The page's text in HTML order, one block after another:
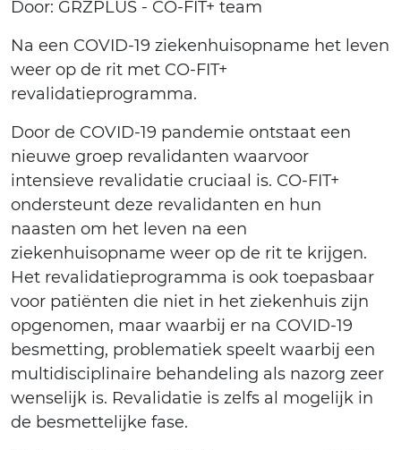
Door: GRZPLUS - CO-FIT+ team
Na een COVID-19 ziekenhuisopname het leven
weer op de rit met CO-FIT+
revalidatieprogramma.
Door de COVID-19 pandemie ontstaat een
nieuwe groep revalidanten waarvoor
intensieve revalidatie cruciaal is. CO-FIT+
ondersteunt deze revalidanten en hun
naasten om het leven na een
ziekenhuisopname weer op de rit te krijgen.
Het revalidatieprogramma is ook toepasbaar
voor patiënten die niet in het ziekenhuis zijn
opgenomen, maar waarbij er na COVID-19
besmetting, problematiek speelt waarbij een
multidisciplinaire behandeling als nazorg zeer
wenselijk is. Revalidatie is zelfs al mogelijk in
de besmettelijke fase.